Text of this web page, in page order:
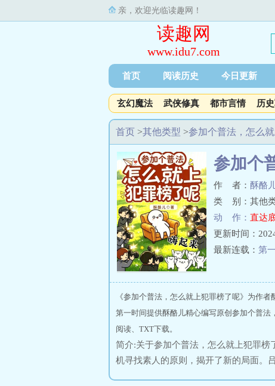
亲，欢迎光临读趣网！
读趣网
www.idu7.com
首页 阅读历史 今日更新
玄幻魔法 武侠修真 都市言情 历
首页 >其他类型 >参加个普法，怎么
参加个
作 者： 酥酪
类 别：其他类
动 作： 直达
更新时间：
最新连载： 第
《参加个普法，怎么就上犯罪榜了呢》为作
第一时间提供酥酪儿精心编写原创参加个普
阅读、TXT下载。
简介:关于参加个普法，怎么就上犯罪
机寻找素人的原则，揭开了新的局面。